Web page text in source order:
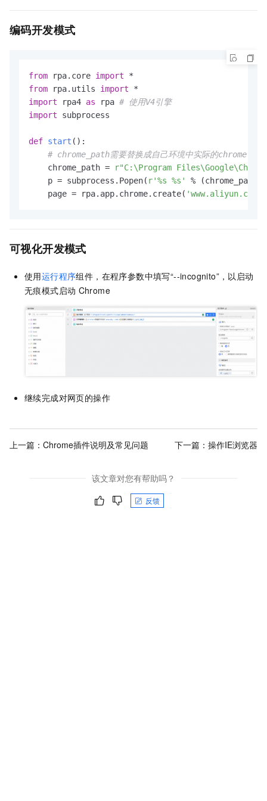
编码开发模式
from rpa.core import
from rpa.utils import
import rpa4 as rpa # 使用V4引擎
import subprocess
def start ():
# chrome_path需要替换成自己环境中实际的chrome.exe
    chrome_path =
r"C:\Program
    p = subprocess.Popen(
r'%s %s'
% (chrome_path,
    page = rpa.app.chrome.create(
'www.aliyun.com'
可视化开发模式
使用运行程序组件，在程序参数中填写“--incognito”，以启动
无痕模式启动 Chrome
继续完成对网页的操作
上一篇： Chrome插件说明及常见问题 下一篇： 操作IE浏览器
该文章对您有帮助吗？
反馈